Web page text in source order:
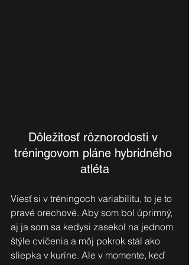
Dôležitosť rôznorodosti v
tréningovom pláne hybridného
atléta
Viesť si v tréningoch variabilitu, to je to
pravé orechové. Aby som bol úprimný,
aj ja som sa kedysi zasekol na jednom
štýle cvičenia a môj pokrok stál ako
sliepka v kuríne. Ale v momente, keď